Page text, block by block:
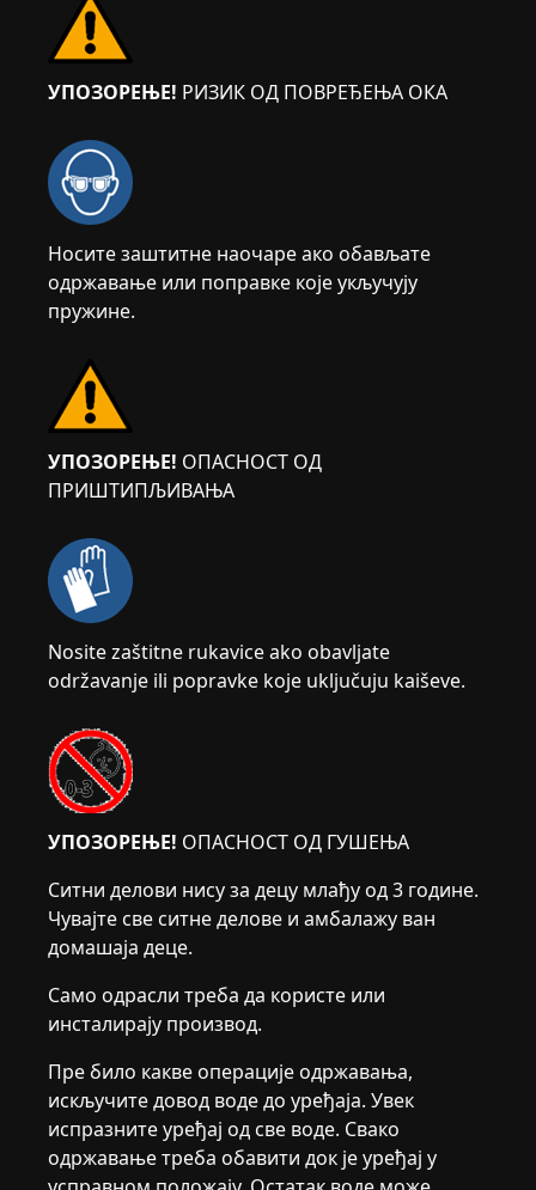
УПОЗОРЕЊЕ! РИЗИК ОД ПОВРЕЂЕЊА ОКА
Носите заштитне наочаре ако обављате
одржавање или поправке које укључују
пружине.
УПОЗОРЕЊЕ! ОПАСНОСТ ОД
ПРИШТИПЉИВАЊА
Nosite zaštitne rukavice ako obavljate
održavanje ili popravke koje uključuju kaiševe.
УПОЗОРЕЊЕ! ОПАСНОСТ ОД ГУШЕЊА
Ситни делови нису за децу млађу од 3 године.
Чувајте све ситне делове и амбалажу ван
домашаја деце.
Само одрасли треба да користе или
инсталирају производ.
Пре било какве операције одржавања,
искључите довод воде до уређаја. Увек
испразните уређај од све воде. Свако
одржавање треба обавити док је уређај у